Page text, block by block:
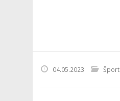
04.05.2023 Šport